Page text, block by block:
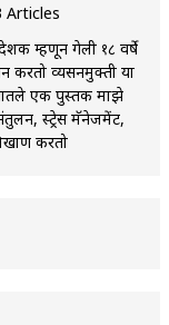
Articles
म्हणून गेली १८ वर्षे
व्यसनमुक्ती या
एक पुस्तक माझे
स्ट्रेस मॅनेजमेंट,
करतो